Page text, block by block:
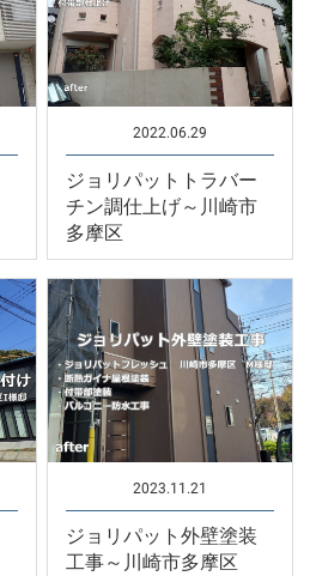
2022.06.29
ジョリパットトラバー
チン調仕上げ～川崎市
多摩区
2023.11.21
ジョリパット外壁塗装
工事～川崎市多摩区